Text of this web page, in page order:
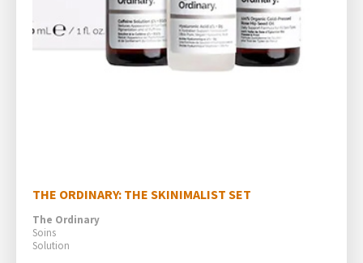
THE ORDINARY: THE SKINIMALIST SET
The Ordinary
Soins
Solution